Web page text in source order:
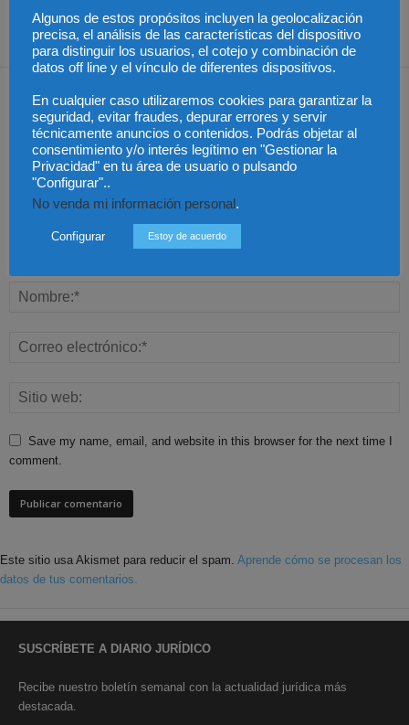
Save my name, email, and website in this browser for the next time I
comment.
Este sitio usa Akismet para reducir el spam. Aprende cómo se procesan los
datos de tus comentarios.
SUSCRÍBETE A DIARIO JURÍDICO
Recibe nuestro boletín semanal con la actualidad jurídica más
destacada.
Algunos de estos propósitos incluyen la geolocalización
precisa, el análisis de las características del dispositivo
para distinguir los usuarios, el cotejo y combinación de
datos off line y el vínculo de diferentes dispositivos.
En cualquier caso utilizaremos cookies para garantizar la
seguridad, evitar fraudes, depurar errores y servir
técnicamente anuncios o contenidos. Podrás objetar al
consentimiento y/o interés legítimo en "Gestionar la
Privacidad" en tu área de usuario o pulsando
"Configurar"..
No venda mi información personal.
Configurar Estoy de acuerdo